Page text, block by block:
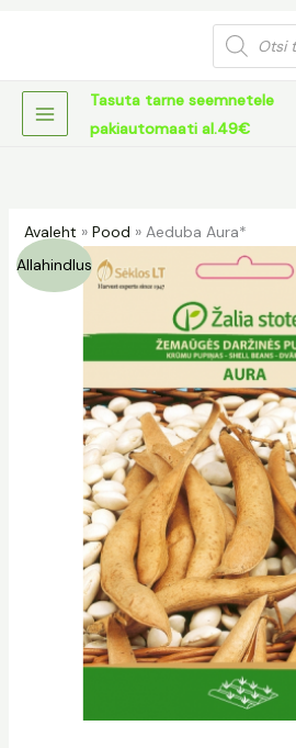
Products
search
Tasuta tarne seemnetele
pakiautomaati al.49€
Avaleht » Pood » Aeduba Aura*
Allahindlus Algne
oli:
1,29 €.
Praegune
hind
on:
0,30 €.
Aeduba
Aura*